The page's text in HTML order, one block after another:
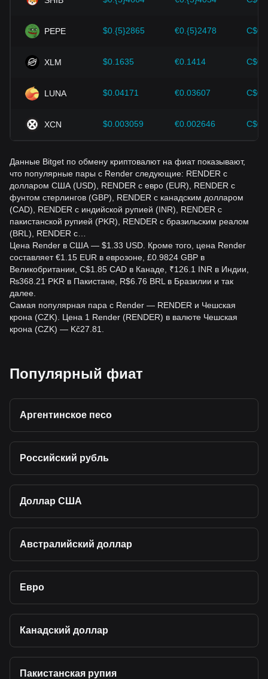
инвесторы должны также внимательно следить за
будущими изменениями цены Render и
инвестиционные стратегии в условиях развивающегося
PEPE $0.{5}2865 €0.{5}2478
XLM $0.1635 €0.1414
LUNA $0.04171 €0.03607
XCN $0.003059 €0.002646
Данные Bitget по обмену криптовалют на фиат показывают,
что популярные пары с Render следующие: RENDER с
долларом США (USD), RENDER с евро (EUR), RENDER с
фунтом стерлингов (GBP), RENDER с канадским долларом
(CAD), RENDER с индийской рупией (INR), RENDER с
пакистанской рупией (PKR), RENDER с бразильским реалом
(BRL), RENDER с…
Цена Render в США — $1.33 USD. Кроме того, цена Render
составляет €1.15 EUR в еврозоне, £0.9824 GBP в
Великобритании, C$1.85 CAD в Канаде, ₹126.1 INR в Индии,
₨368.21 PKR в Пакистане, R$6.76 BRL в Бразилии и так
далее.
Самая популярная пара с Render — RENDER и Чешская
крона (CZK). Цена 1 Render (RENDER) в валюте Чешская
крона (CZK) — Kč27.81.
Популярный фиат
Аргентинское песо
Российский рубль
Доллар США
Австралийский доллар
Евро
Канадский доллар
Пакистанская рупия